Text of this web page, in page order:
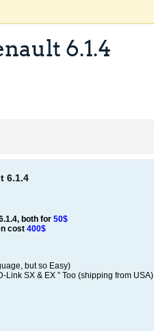
6.1.4
6.1.4
both for 50$
cost 400$
but so Easy)
Link SX & EX ” Too (shipping from USA)